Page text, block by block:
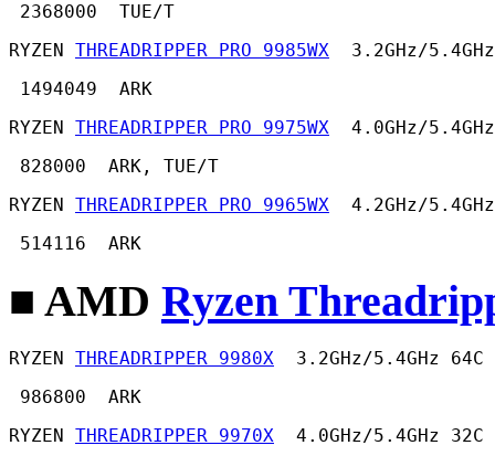
2368000  TUE/T
RYZEN THREADRIPPER PRO 9985WX
3.2GHz/
1494049  ARK
RYZEN THREADRIPPER PRO 9975WX
4.0GHz/
828000  ARK, TUE/T
RYZEN THREADRIPPER PRO 9965WX
4.2GHz/
514116  ARK
■ AMD Ryzen
RYZEN THREADRIPPER 9980X
3.2GHz/5.4GHz 64C
986800  ARK
RYZEN THREADRIPPER 9970X
4.0GHz/5.4GHz 32C